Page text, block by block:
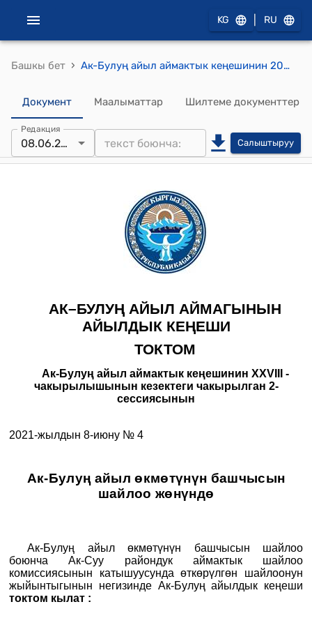
KG RU
Башкы бет › Ак-Булуң айыл аймактык кеңешинин 2021-жылдын 8-июнундагы № 4 "Ак-Булуң айыл өкмөтүнүн башчысын шайлоо жөнүндө" токтому
Документ Маалыматтар Шилтеме документтер
Редакция
08.06.2021 Салыштыруу